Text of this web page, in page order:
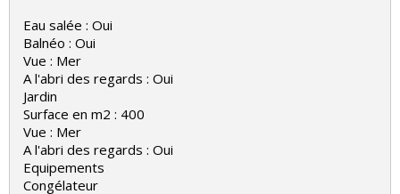
Eau salée : Oui
Balnéo : Oui
Vue : Mer
A l'abri des regards : Oui
Jardin
Surface en m2 : 400
Vue : Mer
A l'abri des regards : Oui
Equipements
Congélateur